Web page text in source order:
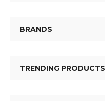
BRANDS
TRENDING PRODUCTS